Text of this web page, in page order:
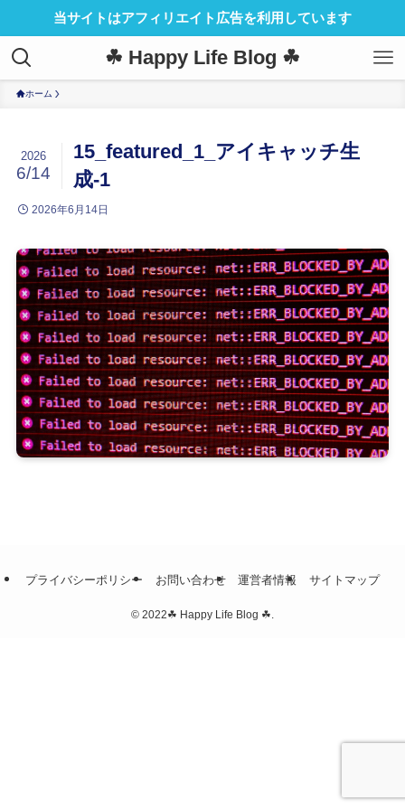
当サイトはアフィリエイト広告を利用しています
☘ Happy Life Blog ☘
ホーム
15_featured_1_アイキャッチ生
成-1
2026
6/14
2026年6月14日
プライバシーポリシー お問い合わせ 運営者情報 サイトマップ
© 2022☘ Happy Life Blog ☘.